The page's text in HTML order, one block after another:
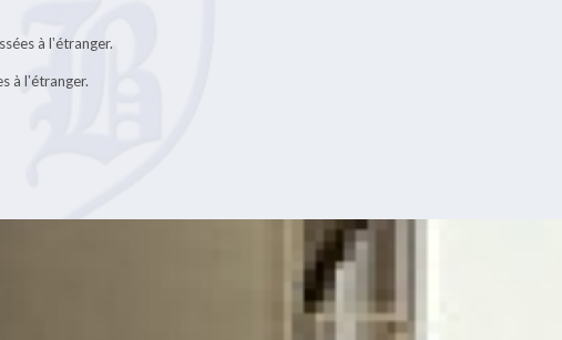
à l‛étranger.
à l‛étranger.